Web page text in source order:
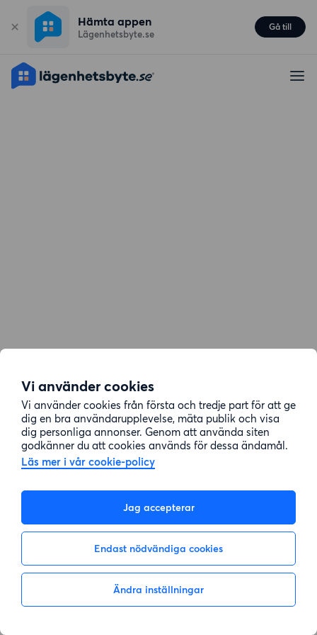
Vi använder cookies
Vi använder cookies från första och tredje part för att ge
dig en bra användarupplevelse, mäta publik och visa
dig personliga annonser. Genom att använda siten
godkänner du att cookies används för dessa ändamål.
Läs mer i vår cookie-policy
Jag accepterar
Endast nödvändiga cookies
Ändra inställningar
Hämta appen
Lägenhetsbyte.se
Gå till